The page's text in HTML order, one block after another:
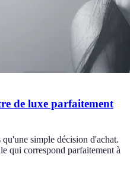
de luxe parfaitement
simple décision d'achat.
qui correspond parfaitement à